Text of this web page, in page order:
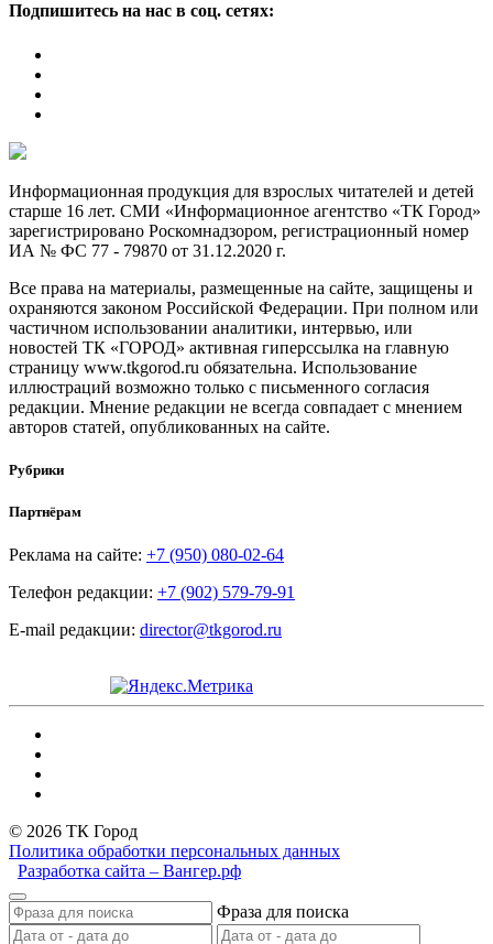
Подпишитесь на нас в соц. сетях:
Информационная продукция для взрослых читателей и детей
старше 16 лет. СМИ «Информационное агентство «ТК Город»
зарегистрировано Роскомнадзором, регистрационный номер
ИА № ФС 77 - 79870 от 31.12.2020 г.
Все права на материалы, размещенные на сайте, защищены и
охраняются законом Российской Федерации. При полном или
частичном использовании аналитики, интервью, или
новостей ТК «ГОРОД» активная гиперссылка на главную
страницу www.tkgorod.ru обязательна. Использование
иллюстраций возможно только с письменного согласия
редакции. Мнение редакции не всегда совпадает с мнением
авторов статей, опубликованных на сайте.
Рубрики
Партнёрам
Реклама на сайте: +7 (950) 080-02-64
Телефон редакции: +7 (902) 579-79-91
E-mail редакции: director@tkgorod.ru
© 2026 ТК Город
Политика обработки персональных данных
Разработка сайта – Вангер.рф
Фраза для поиска